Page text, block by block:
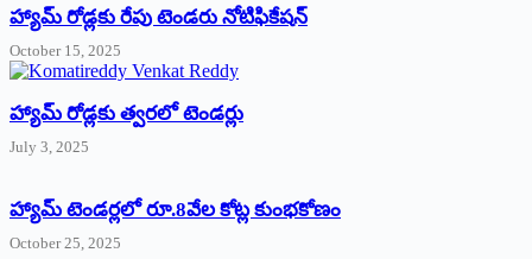
హ్యామ్‌ రోడ్లకు రేపు టెండరు నోటిఫికేషన్‌
October 15, 2025
హ్యామ్‌ రోడ్లకు త్వరలో టెండర్లు
July 3, 2025
హ్యామ్‌ ‌టెండర్లలో రూ.8వేల కోట్ల కుంభకోణం
October 25, 2025